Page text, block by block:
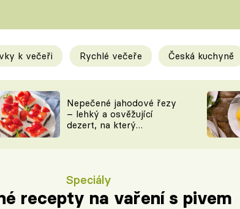
Tipy a triky
KAM ZA JÍDLEM
Novinky
k večeři Rychlé večeře Česká kuchyně
Nepečené jahodové řezy
– lehký a osvěžující
dezert, na který
Speciály
recepty na vaření s pivem